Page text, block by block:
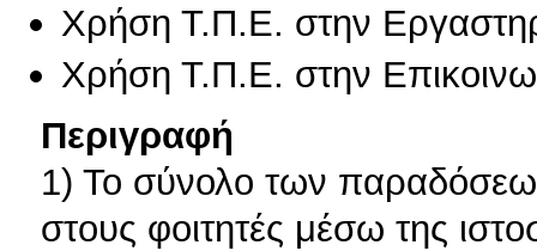
Χρήση Τ.Π.Ε. στην
Χρήση Τ.Π.Ε. στην
Περιγραφή
1) Το σύνολο των
στους φοιτητές μέσω της